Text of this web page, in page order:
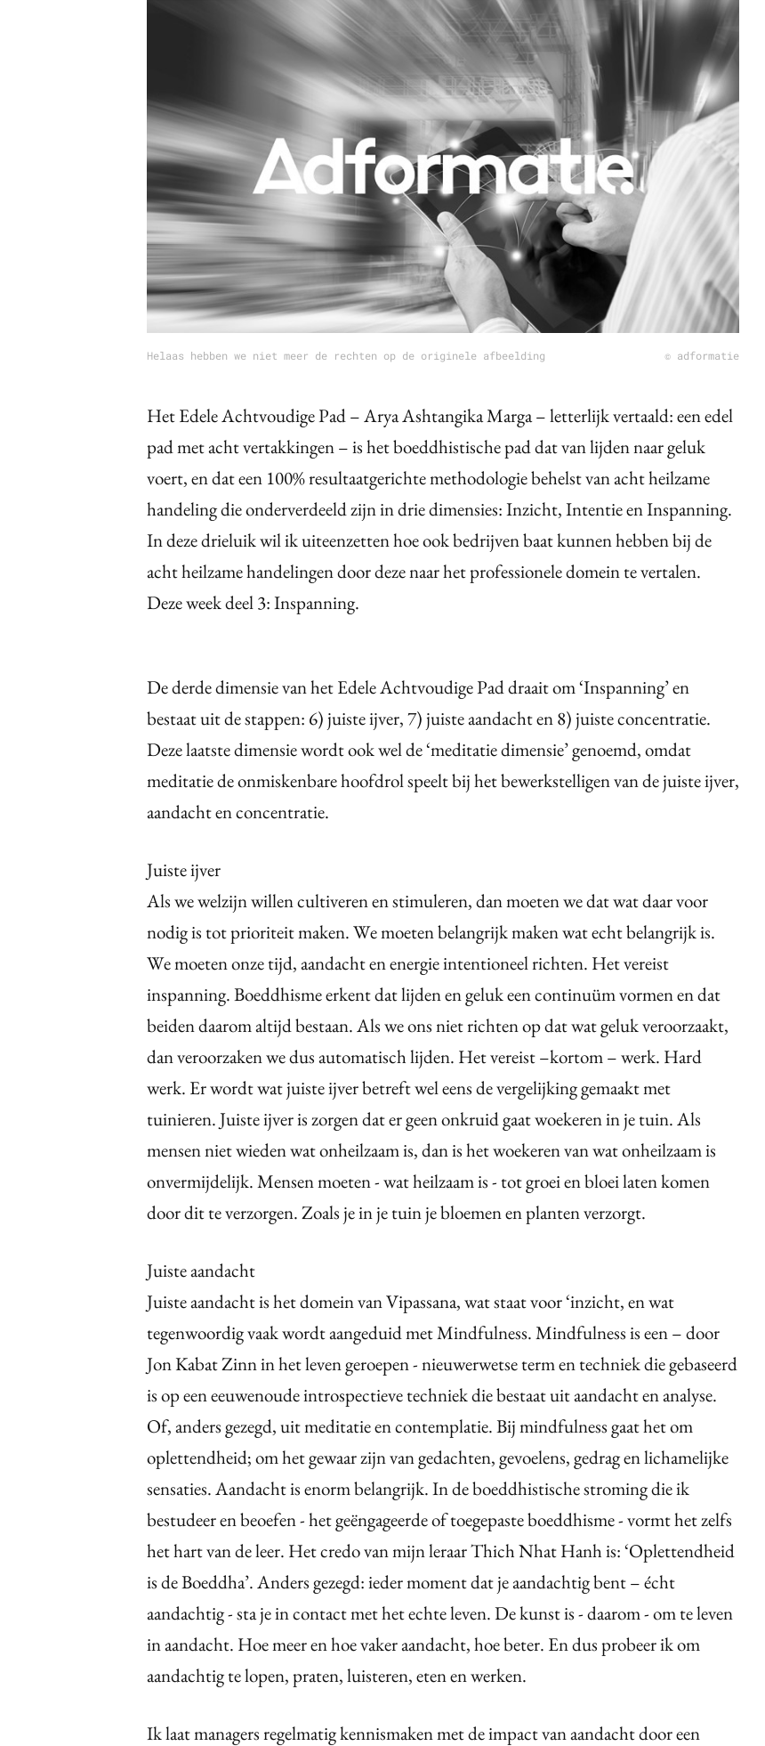
Gedragsverandering
Influencer marketing
Interne communicatie
Martech
Purpose Marketing
Reputatie & crisis
Helaas hebben we niet meer de rechten op de originele afbeelding © adformatie
Het Edele Achtvoudige Pad – Arya Ashtangika Marga – letterlijk vertaald: een edel
pad met acht vertakkingen – is het boeddhistische pad dat van lijden naar geluk
voert, en dat een 100% resultaatgerichte methodologie behelst van acht heilzame
handeling die onderverdeeld zijn in drie dimensies: Inzicht, Intentie en Inspanning.
In deze drieluik wil ik uiteenzetten hoe ook bedrijven baat kunnen hebben bij de
acht heilzame handelingen door deze naar het professionele domein te vertalen.
Deze week deel 3: Inspanning.
De derde dimensie van het Edele Achtvoudige Pad draait om ‘Inspanning’ en
bestaat uit de stappen: 6) juiste ijver, 7) juiste aandacht en 8) juiste concentratie.
Deze laatste dimensie wordt ook wel de ‘meditatie dimensie’ genoemd, omdat
meditatie de onmiskenbare hoofdrol speelt bij het bewerkstelligen van de juiste ijver,
aandacht en concentratie.
Juiste ijver
Als we welzijn willen cultiveren en stimuleren, dan moeten we dat wat daar voor
nodig is tot prioriteit maken. We moeten belangrijk maken wat echt belangrijk is.
We moeten onze tijd, aandacht en energie intentioneel richten. Het vereist
inspanning. Boeddhisme erkent dat lijden en geluk een continuüm vormen en dat
beiden daarom altijd bestaan. Als we ons niet richten op dat wat geluk veroorzaakt,
dan veroorzaken we dus automatisch lijden. Het vereist –kortom – werk. Hard
werk. Er wordt wat juiste ijver betreft wel eens de vergelijking gemaakt met
tuinieren. Juiste ijver is zorgen dat er geen onkruid gaat woekeren in je tuin. Als
mensen niet wieden wat onheilzaam is, dan is het woekeren van wat onheilzaam is
onvermijdelijk. Mensen moeten - wat heilzaam is - tot groei en bloei laten komen
door dit te verzorgen. Zoals je in je tuin je bloemen en planten verzorgt.
Juiste aandacht
Juiste aandacht is het domein van Vipassana, wat staat voor ‘inzicht, en wat
tegenwoordig vaak wordt aangeduid met Mindfulness. Mindfulness is een – door
Jon Kabat Zinn in het leven geroepen - nieuwerwetse term en techniek die gebaseerd
is op een eeuwenoude introspectieve techniek die bestaat uit aandacht en analyse.
Of, anders gezegd, uit meditatie en contemplatie. Bij mindfulness gaat het om
oplettendheid; om het gewaar zijn van gedachten, gevoelens, gedrag en lichamelijke
sensaties. Aandacht is enorm belangrijk. In de boeddhistische stroming die ik
bestudeer en beoefen - het geëngageerde of toegepaste boeddhisme - vormt het zelfs
het hart van de leer. Het credo van mijn leraar Thich Nhat Hanh is: ‘Oplettendheid
is de Boeddha’. Anders gezegd: ieder moment dat je aandachtig bent – écht
aandachtig - sta je in contact met het echte leven. De kunst is - daarom - om te leven
in aandacht. Hoe meer en hoe vaker aandacht, hoe beter. En dus probeer ik om
aandachtig te lopen, praten, luisteren, eten en werken.
Ik laat managers regelmatig kennismaken met de impact van aandacht door een